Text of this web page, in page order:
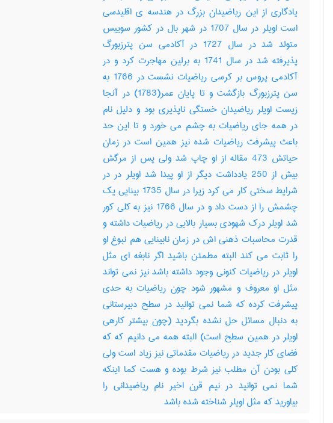
یادگاری از این ریاضیدان بزرگ در هندسه ی اقلیدسی
است اویلر در سال 1707 در شهر بال در کشور سوییس
متولد شد در سال 1727 در آکادمی سن پترزبورگ
پذیرفته شد در سال 1741 به برلین مهاجرت کرد و در
آکادمی پروس بر کرسی ریاضیات نشست در 1766 به
سن پترزبورگ بازگشت و تا پایان عمر(1783) در آنجا
زیست اویلر ریاضیدان خستگی ناپذیری بود و دلیل نام
در همه جای ریاضیات به چشم می خورد و تا این حد
باعث پیشرفت ریاضیات شده نیز همین است در زمان
حیاتش 473 مقاله از او چاپ شد ولی پس از مرگش
بیش از 250 یادداشت دیگر از او پیدا شد اویلر در در
شرایط سختی کار می کرد زیرا در سال 1735 بینایی یک
چشمش را از دست داد و در سال 1766 نیز به کلی کور
شد اویلر درک شهودی بسیار بالایی در ریاضیات داشته و
قدرت محاسبات ذهنی اش در زمان نابینایی هم نبوغ او
را ثابت می کند البته مطمئن باشید اگر نابغه ای مثل
اویلر در ریاضیات کنونی وجود داشته باشد نیز نمی تواند
مثل او معروف و مشهور شود چون ریاضیات به حدی
پیشرفت کرده که شما نمی توانید در سطح دبیرستانی
به دنبال مسائل حل نشده بگردید (چون بیشتر کارهی
اویلر در همین سطح است) البته همه می دانیم که که
فضای کار جدید در ریاضیات مقدماتی نیز زیاد است ولی
کلی بودن آن مطلب نیز شرط بوده و هست کما اینکه
شما نمی توانید در نیم قرن اخیر نام ریاضیدانی را
بیاورید که مثل اویلر شناخته شده باشد